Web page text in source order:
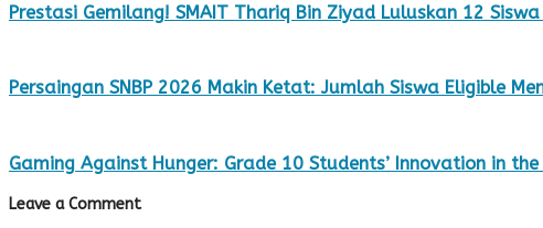
Prestasi Gemilang! SMAIT Thariq Bin Ziyad Luluskan 12
Persaingan SNBP 2026 Makin Ketat: Jumlah Siswa Eligible
Gaming Against Hunger: Grade 10 Students’ Innovation in the
Leave a Comment